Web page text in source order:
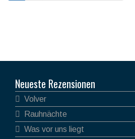
Neueste Rezensionen
Volver
Rauhnächte
Was vor uns liegt